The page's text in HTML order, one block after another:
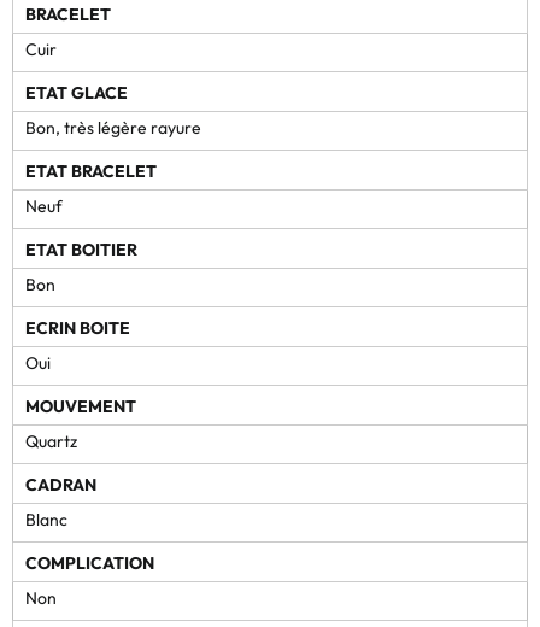
BRACELET
Cuir
ETAT GLACE
Bon, très légère rayure
ETAT BRACELET
Neuf
ETAT BOITIER
Bon
ECRIN BOITE
Oui
MOUVEMENT
Quartz
CADRAN
Blanc
COMPLICATION
Non